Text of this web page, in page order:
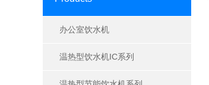
办公室饮水机
温热型饮水机IC系列